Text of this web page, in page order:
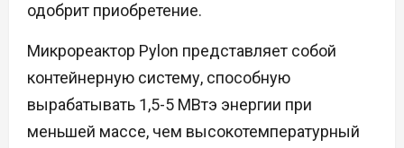
одобрит приобретение.
Микрореактор Pylon представляет собой
контейнерную систему, способную
вырабатывать 1,5-5 МВтэ энергии при
меньшей массе, чем высокотемпературный